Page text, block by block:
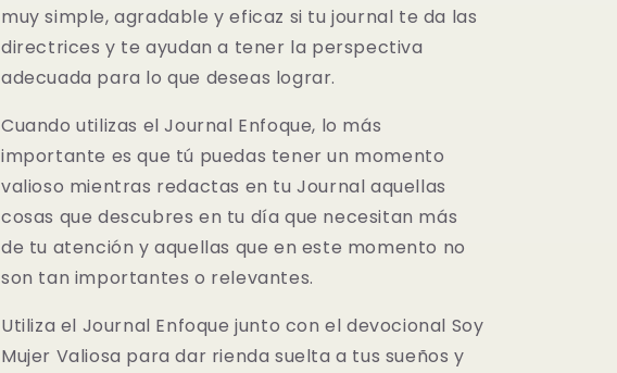
muy simple, agradable y eficaz si tu journal te da las
directrices y te ayudan a tener la perspectiva
adecuada para lo que deseas lograr.
Cuando utilizas el Journal Enfoque, lo más
importante es que tú puedas tener un momento
valioso mientras redactas en tu Journal aquellas
cosas que descubres en tu día que necesitan más
de tu atención y aquellas que en este momento no
son tan importantes o relevantes.
Utiliza el Journal Enfoque junto con el devocional Soy
Mujer Valiosa para dar rienda suelta a tus sueños y